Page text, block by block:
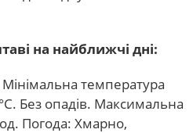
на найближчі дні:
Мінімальна температура
Без опадів. Максимальна
Погода: Хмарно,